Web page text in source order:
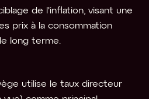
de l'inflation, visant une
prix à la consommation
long terme.
utilise le taux directeur